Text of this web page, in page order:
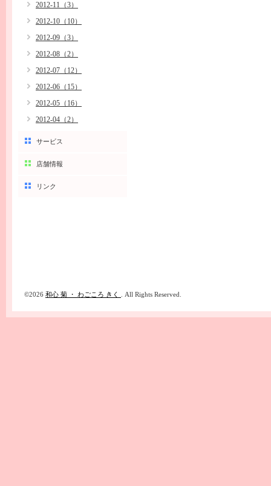
2012-11（3）
2012-10（10）
2012-09（3）
2012-08（2）
2012-07（12）
2012-06（15）
2012-05（16）
2012-04（2）
サービス
店舗情報
リンク
©2026 和心 菊 ・ わごころ きく . All Rights Reserved.